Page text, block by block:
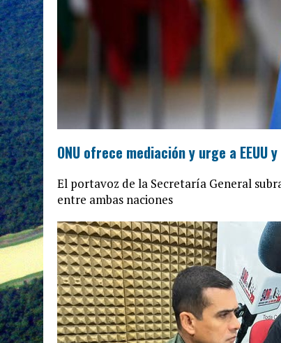
ONU ofrece mediación y urge a
El portavoz de la Secretaría General
entre ambas naciones